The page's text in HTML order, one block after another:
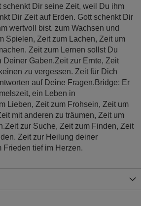
schenkt Dir seine Zeit, weil Du ihm
Dir Zeit auf Erden. Gott schenkt Dir
wertvoll bist. zum Wachsen und
Spielen, Zeit zum Lachen, Zeit um
Zeit zum Lernen sollst Du
Deiner Gaben.Zeit zur Ernte, Zeit
zu vergessen. Zeit für Dich
auf Deine Fragen.Bridge: Er
ein Leben in
Lieben, Zeit zum Frohsein, Zeit um
mit anderen zu träumen, Zeit um
zur Suche, Zeit zum Finden, Zeit
Zeit zur Heilung deiner
Frieden tief im Herzen.